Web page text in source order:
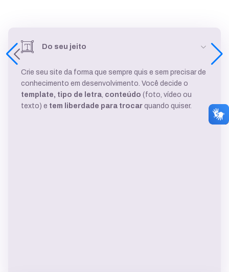
Do seu jeito
Crie seu site da forma que sempre quis e sem precisar de
conhecimento em desenvolvimento. Você decide o
template, tipo de letra, conteúdo (foto, vídeo ou
texto) e tem liberdade para trocar quando quiser.